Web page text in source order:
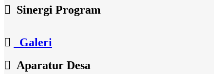
Sinergi Program
Galeri
Aparatur Desa